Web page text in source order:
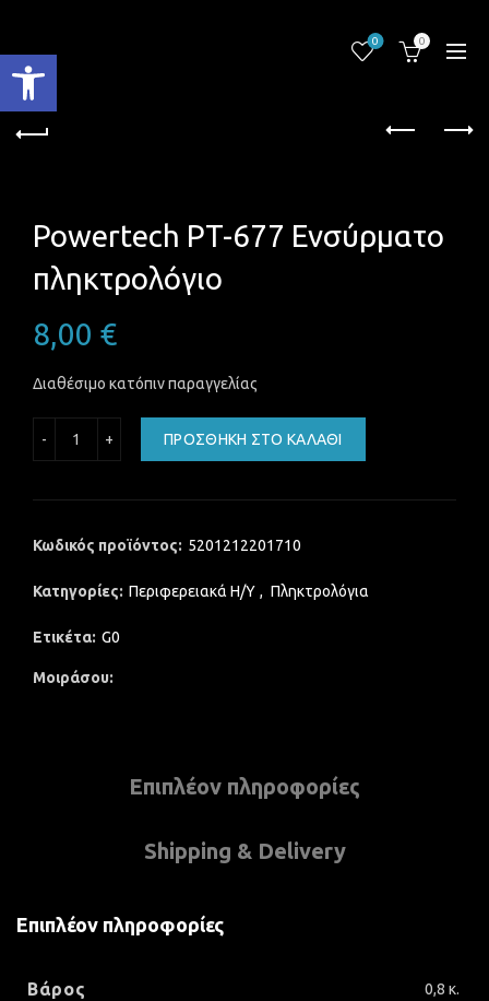
Ανοίξτε τη γραμμή εργαλείων
0 0
Powertech PT-677 Ενσύρματο
πληκτρολόγιο
8,00 €
Διαθέσιμο κατόπιν παραγγελίας
ΠΡΟΣΘΉΚΗ ΣΤΟ ΚΑΛΆΘΙ
Κωδικός προϊόντος: 5201212201710
Κατηγορίες: Περιφερειακά Η/Υ , Πληκτρολόγια
Ετικέτα: G0
Μοιράσου
Επιπλέον πληροφορίες
Shipping & Delivery
Επιπλέον πληροφορίες
Βάρος 0,8 κ.